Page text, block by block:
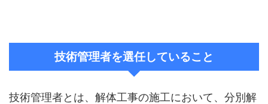
技術管理者を選任していること
技術管理者とは、解体工事の施工において、分別解